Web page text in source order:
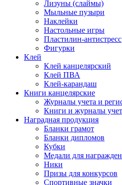
Лизуны (слаймы)
Мыльные пузыри
Наклейки
Настольные игры
Пластилин-антистресс
Фигурки
Клей
Клей канцелярский
Клей ПВА
Клей-карандаш
Книги канцелярские
Журналы учета и
Книги и журналы
Наградная продукция
Бланки грамот
Бланки дипломов
Кубки
Медали для
Ники
Призы для конкурсов
Спортивные значки